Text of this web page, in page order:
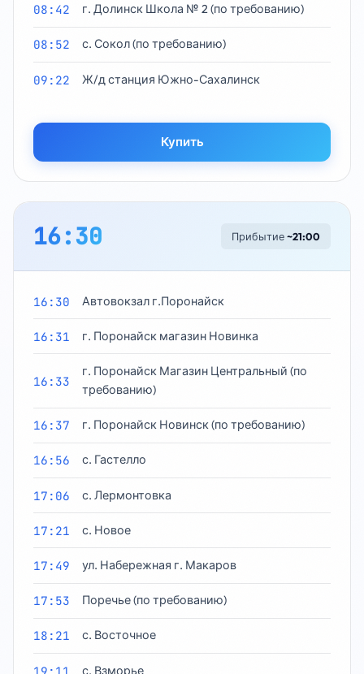
08:42 г. Долинск Школа № 2 (по требованию)
08:52 с. Сокол (по требованию)
09:22 Ж/д станция Южно-Сахалинск
Купить
16:30 Прибытие~21:00
16:30 Автовокзал г.Поронайск
16:31 г. Поронайск магазин Новинка
16:33
г. Поронайск Магазин Центральный (по
требованию)
16:37 г. Поронайск Новинск (по требованию)
16:56 с. Гастелло
17:06 с. Лермонтовка
17:21 с. Новое
17:49 ул. Набережная г. Макаров
17:53 Поречье (по требованию)
18:21 с. Восточное
19:11 с. Взморье